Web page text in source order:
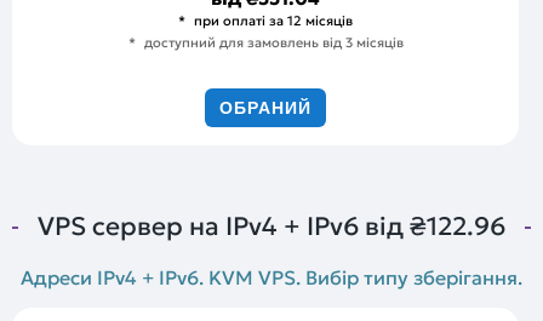
при оплаті за 12 місяців
доступний для замовлень від 3 місяців
ОБРАНИЙ
VPS сервер на IPv4 + IPv6 від₴122.96
Адреси IPv4 + IPv6. KVM VPS. Вибір типу зберігання.